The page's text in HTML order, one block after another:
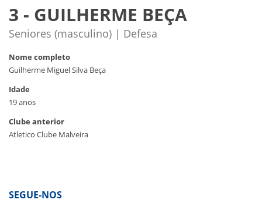
3 - GUILHERME BEÇA
Seniores (masculino) | Defesa
Nome completo
Guilherme Miguel Silva Beça
Idade
19 anos
Clube anterior
Atletico Clube Malveira
SEGUE-NOS